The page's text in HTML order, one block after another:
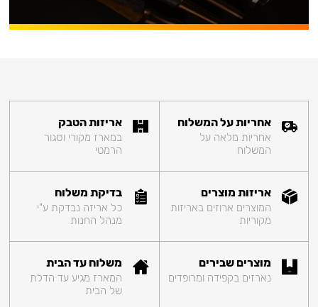
אחריות על המשלוח
אחריות מלאה על
המשלוח
אריזות הטבק
במארז מקורי וסגור
הרמטי
אריזות מוצרים
המוצרים ארוזים באריזות
מקוריות
בדיקת משלוח
כל אריזה נבדקת ע"י
מנהל החנות
מוצרים שבירים
נארזים בקפידה ומרופדים
משלוח עד הבית
המארז מגיע עד הדלת
של הבית